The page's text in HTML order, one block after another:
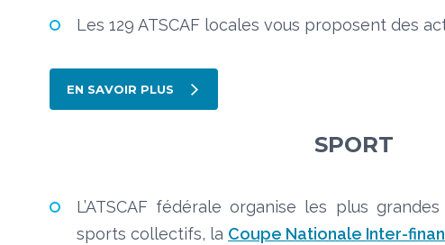
Les 129 ATSCAF locales vous proposent des
EN SAVOIR PLUS
SPORT
L’ATSCAF fédérale organise les plus
sports collectifs, la Coupe Nationale Inter-